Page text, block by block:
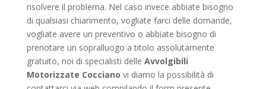
risolvere il problema. Nel caso invece abbiate bisogno
di qualsiasi chiarimento, vogliate farci delle domande,
vogliate avere un preventivo o abbiate bisogno di
prenotare un sopralluogo a titolo assolutamente
gratuito, noi di specialisti delle Avvolgibili
Motorizzate Cocciano vi diamo la possibilità di